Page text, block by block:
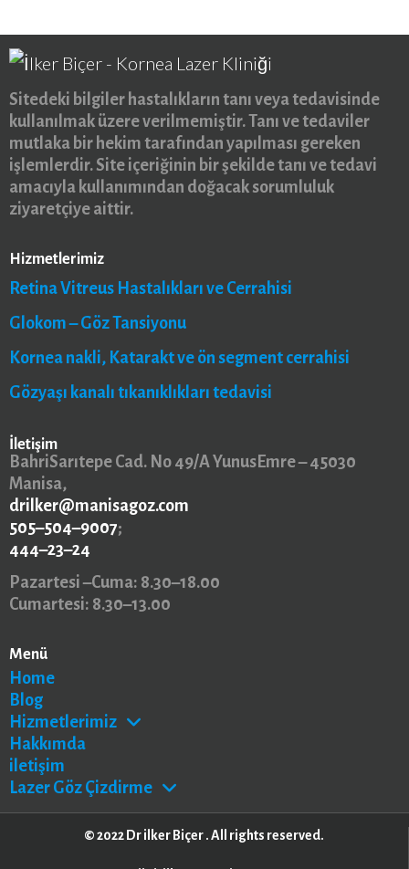
Sitedeki bilgiler hastalıkların tanı veya tedavisinde
kullanılmak üzere verilmemiştir. Tanı ve tedaviler
mutlaka bir hekim tarafından yapılması gereken
işlemlerdir. Site içeriğinin bir şekilde tanı ve tedavi
amacıyla kullanımından doğacak sorumluluk
ziyaretçiye aittir.
Hizmetlerimiz
Retina Vitreus Hastalıkları ve Cerrahisi
Glokom – Göz Tansiyonu
Kornea nakli, Katarakt ve ön segment cerrahisi
Gözyaşı kanalı tıkanıklıkları tedavisi
İletişim
BahriSarıtepe Cad. No 49/A YunusEmre – 45030
Manisa,
drilker@manisagoz.com
505–504–9007;
444–23–24
Pazartesi –Cuma: 8.30–18.00
Cumartesi: 8.30–13.00
Menü
Home
Blog
Hizmetlerimiz
Hakkımda
iletişim
Lazer Göz Çizdirme
© 2022 Dr ilker Biçer . All rights reserved.